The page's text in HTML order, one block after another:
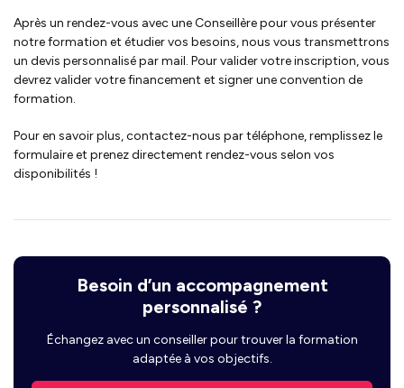
Après un rendez-vous avec une Conseillère pour vous présenter
notre formation et étudier vos besoins, nous vous transmettrons
un devis personnalisé par mail. Pour valider votre inscription, vous
devrez valider votre financement et signer une convention de
formation.
Pour en savoir plus, contactez-nous par téléphone, remplissez le
formulaire et prenez directement rendez-vous selon vos
disponibilités !
Besoin d’un accompagnement
personnalisé ?
Échangez avec un conseiller pour trouver la formation
adaptée à vos objectifs.